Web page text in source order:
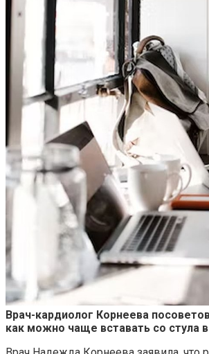
Врач-кардиолог Корнеева
как можно чаще вставать со стула